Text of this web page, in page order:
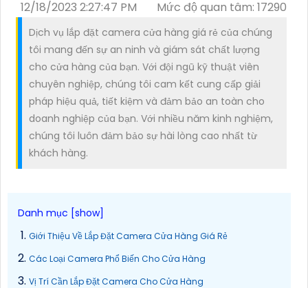
12/18/2023 2:27:47 PM Mức độ quan tâm: 17290
Dịch vụ lắp đặt camera cửa hàng giá rẻ của chúng
tôi mang đến sự an ninh và giám sát chất lượng
cho cửa hàng của bạn. Với đội ngũ kỹ thuật viên
chuyên nghiệp, chúng tôi cam kết cung cấp giải
pháp hiệu quả, tiết kiệm và đảm bảo an toàn cho
doanh nghiệp của bạn. Với nhiều năm kinh nghiệm,
chúng tôi luôn đảm bảo sự hài lòng cao nhất từ
khách hàng.
Giới Thiệu Về Lắp Đặt Camera Cửa Hàng Giá Rẻ
Các Loại Camera Phổ Biến Cho Cửa Hàng
Vị Trí Cần Lắp Đặt Camera Cho Cửa Hàng